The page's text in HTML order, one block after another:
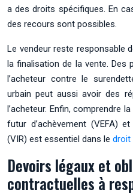
a des droits spécifiques. En
des recours sont possibles.
Le vendeur reste responsable
la finalisation de la vente. Des
l’acheteur contre le
urbain peut aussi avoir des
l’acheteur. Enfin, comprendre
futur d’achèvement (VEFA)
(VIR) est essentiel dans le droit
Devoirs légaux et
contractuelles à